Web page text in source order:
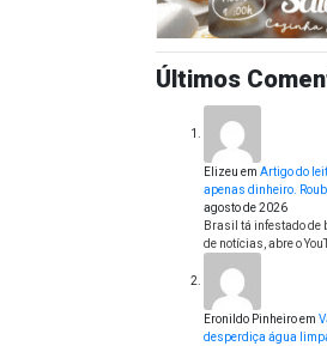
Últimos
Elizeu em Artigo do
apenas dinheiro.
agosto de 2026
Brasil tá infestado de
de notícias, abre o
Eronildo Pinheiroem
desperdiça água